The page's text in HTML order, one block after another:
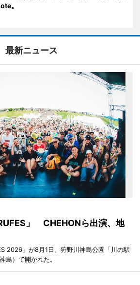
。
最新ニュース
」 CHEHONら出演、地
2026」が8月1日、狩野川神島公園「川の駅
島）で開かれた。